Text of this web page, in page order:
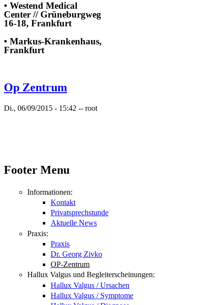
• Westend Medical
Center // Grüneburgweg
16-18, Frankfurt
• Markus-Krankenhaus,
Frankfurt
Op Zentrum
Di., 06/09/2015 - 15:42 -- root
Footer Menu
Informationen:
Kontakt
Privatsprechstunde
Aktuelle News
Praxis:
Praxis
Dr. Georg Zivko
OP-Zentrum
Hallux Valgus und Begleiterscheinungen:
Hallux Valgus / Ursachen
Hallux Valgus / Symptome